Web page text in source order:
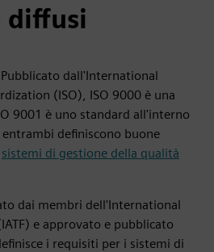
diffusi
dall'International
(ISO), ISO 9000 è una
9001 è uno standard all'interno
definiscono buone
sistemi di gestione della qualità
dai membri dell'International
e approvato e pubblicato
i requisiti per i sistemi di